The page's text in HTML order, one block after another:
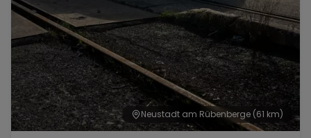
Neustadt am Rübenberge (61 km)